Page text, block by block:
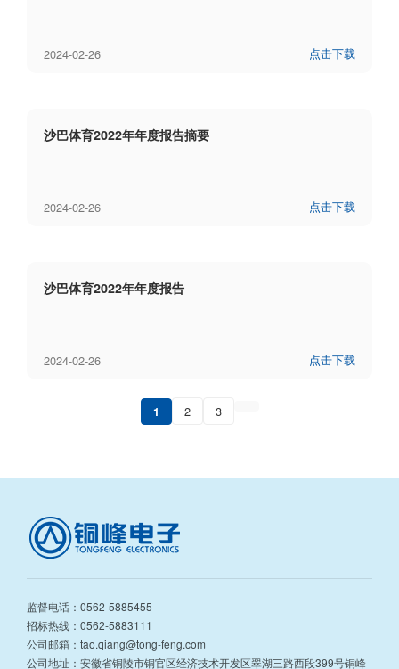
2024-02-26 点击下载
沙巴体育2022年年度报告摘要
2024-02-26 点击下载
沙巴体育2022年年度报告
2024-02-26 点击下载
1 2 3
监督电话：0562-5885455
招标热线：0562-5883111
公司邮箱：tao.qiang@tong-feng.com
公司地址：安徽省铜陵市铜官区经济技术开发区翠湖三路西段399号铜峰